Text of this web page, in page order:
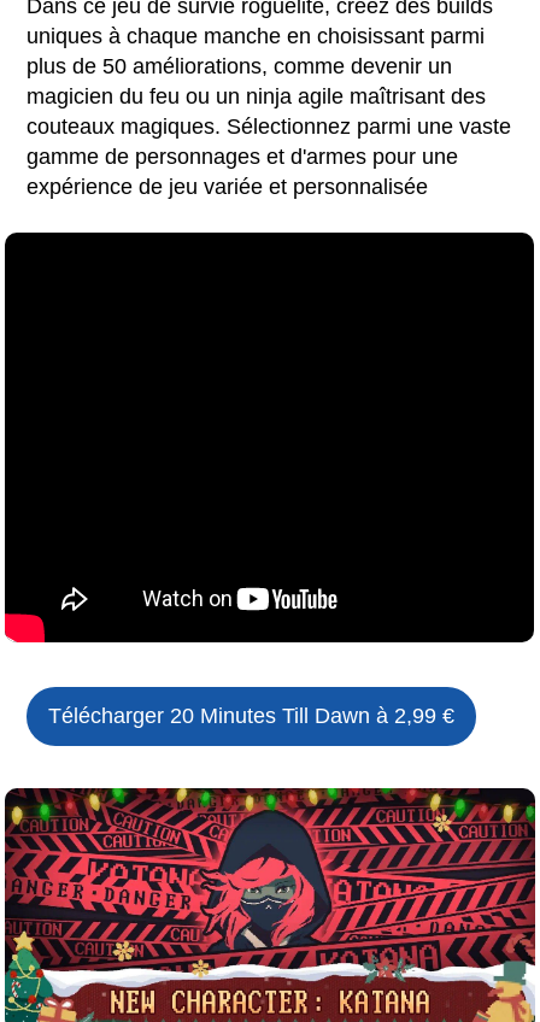
Dans ce jeu de survie roguelite, créez des builds
uniques à chaque manche en choisissant parmi
plus de 50 améliorations, comme devenir un
magicien du feu ou un ninja agile maîtrisant des
couteaux magiques. Sélectionnez parmi une vaste
gamme de personnages et d'armes pour une
expérience de jeu variée et personnalisée
Télécharger 20 Minutes Till Dawn à 2,99 €